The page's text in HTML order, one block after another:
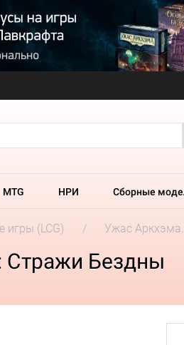
MTG НРИ Сборные
игры (LCG) Ужас
Стражи Бездны